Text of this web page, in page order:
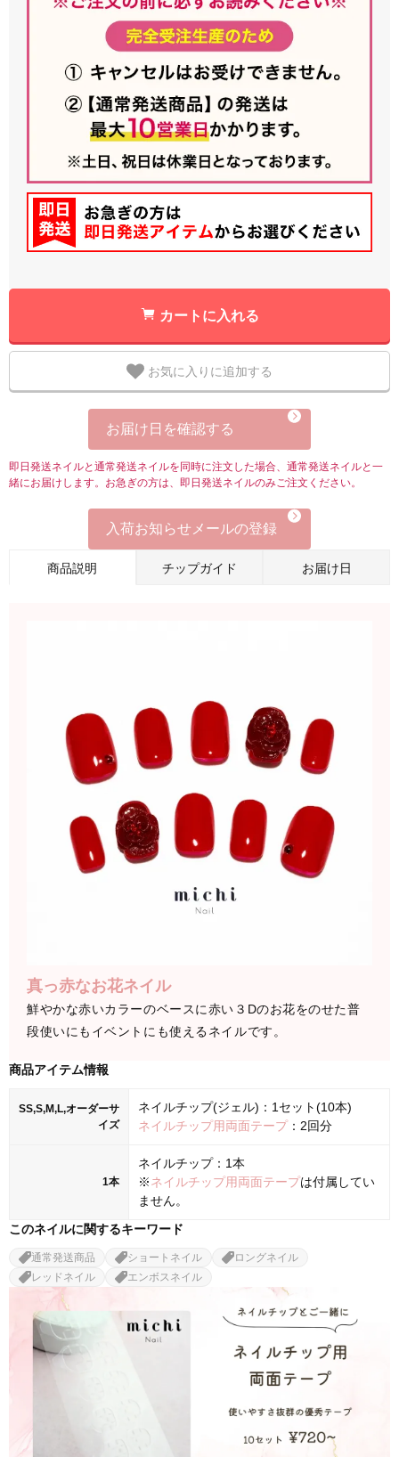
カートに入れる
お気に入りに追加する
お届け日を確認する
即日発送ネイルと通常発送ネイルを同時に注文した場合、通常発送ネイルと一
緒にお届けします。お急ぎの方は、即日発送ネイルのみご注文ください。
入荷お知らせメールの登録
商品説明 チップガイド お届け日
真っ赤なお花ネイル
鮮やかな赤いカラーのベースに赤い３Dのお花をのせた普
段使いにもイベントにも使えるネイルです。
商品アイテム情報
SS,S,M,L,オーダーサ
イズ
ネイルチップ(ジェル)：1セット(10本)
ネイルチップ用両面テープ：2回分
1本
ネイルチップ：1本
※ネイルチップ用両面テープは付属してい
ません。
このネイルに関するキーワード
通常発送商品 ショートネイル
ロングネイル
レッドネイル
エンボスネイル